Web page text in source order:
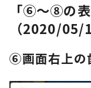
「⑥～⑧の
（2020/05/
⑥画面右上の